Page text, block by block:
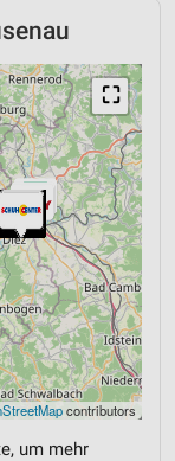
⛶
contributors
um mehr